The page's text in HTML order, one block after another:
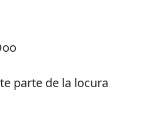
parte de la locura